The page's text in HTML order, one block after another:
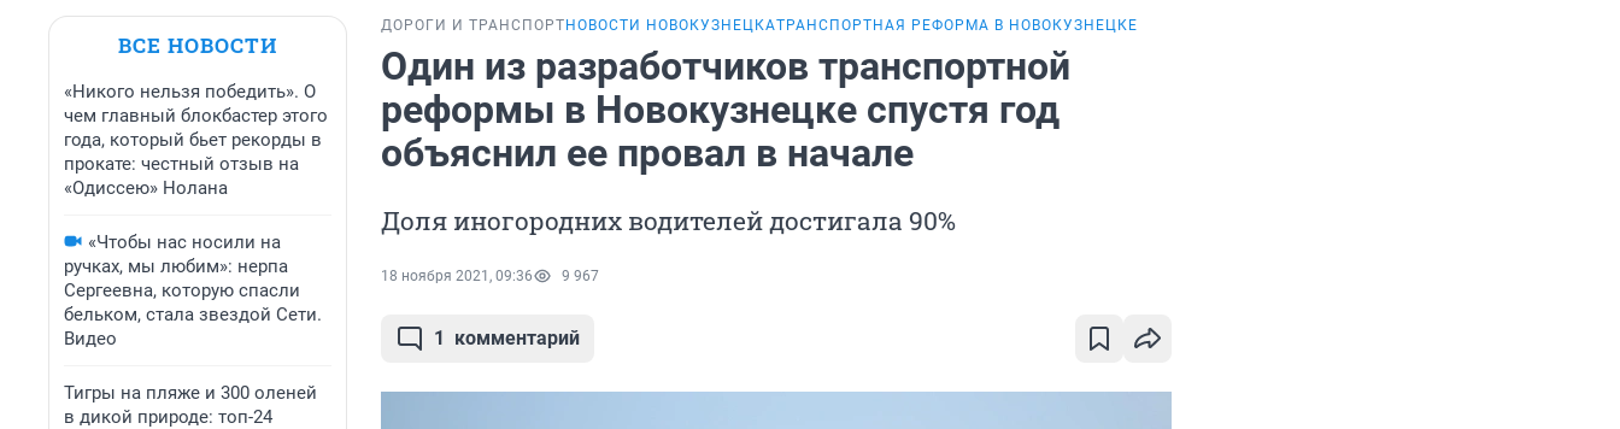
ВСЕ НОВОСТИ
«Никого нельзя победить». О
чем главный блокбастер этого
года, который бьет рекорды в
прокате: честный отзыв на
«Одиссею» Нолана
«Чтобы нас носили на
ручках, мы любим»: нерпа
Сергеевна, которую спасли
бельком, стала звездой Сети.
Видео
Тигры на пляже и 300 оленей
в дикой природе: топ-24
ДОРОГИ И ТРАНСПОРТ НОВОСТИ НОВОКУЗНЕЦКАТРАНСПОРТНАЯ РЕФОРМА В НОВОКУЗНЕЦКЕ
Один из разработчиков транспортной
реформы в Новокузнецке спустя год
объяснил ее провал в начале
Доля иногородних водителей достигала 90%
18 ноября 2021, 09:36 9 967
1 комментарий